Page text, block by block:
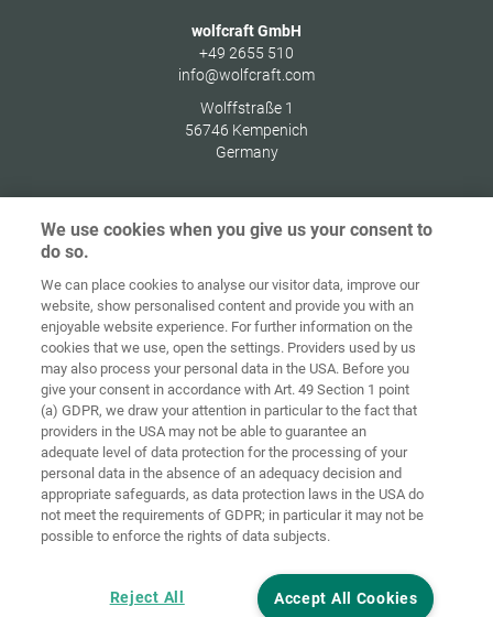
wolfcraft GmbH
+49 2655 510
info@wolfcraft.com
Wolffstraße 1
56746 Kempenich
Germany
Domov Kontakt Tiráž
osobných
údajov
VOP
Smernice pre
súbory cookie Prihlásiť
Accessibility
Statement
Nastavenia súborov cookie
We use cookies when you give us your consent to
do so.
We can place cookies to analyse our visitor data, improve our
website, show personalised content and provide you with an
enjoyable website experience. For further information on the
cookies that we use, open the settings. Providers used by us
may also process your personal data in the USA. Before you
give your consent in accordance with Art. 49 Section 1 point
(a) GDPR, we draw your attention in particular to the fact that
providers in the USA may not be able to guarantee an
adequate level of data protection for the processing of your
personal data in the absence of an adequacy decision and
appropriate safeguards, as data protection laws in the USA do
not meet the requirements of GDPR; in particular it may not be
possible to enforce the rights of data subjects.
Accept All Cookies
Reject All